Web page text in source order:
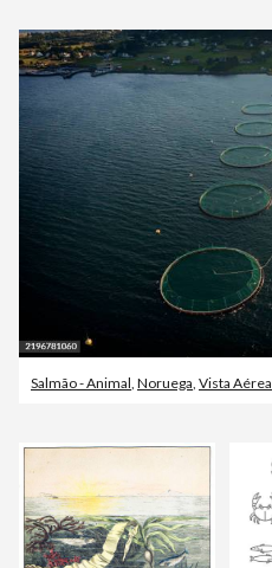
Salmão - Animal, Noruega, Vista Aérea